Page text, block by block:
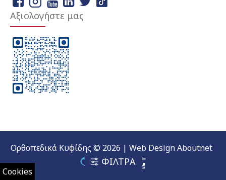
Cookies
Αξιολογήστε μας
Ορθοπεδικά Κυφίδης © 2026 | Web Design Aboutnet
ΦΙΛΤΡΑ